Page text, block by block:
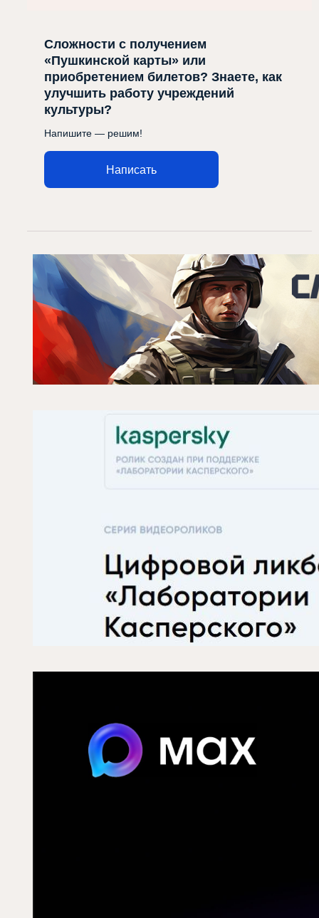
Сложности с получением
«Пушкинской карты» или
приобретением билетов? Знаете, как
улучшить работу учреждений
культуры?
Напишите — решим!
Написать